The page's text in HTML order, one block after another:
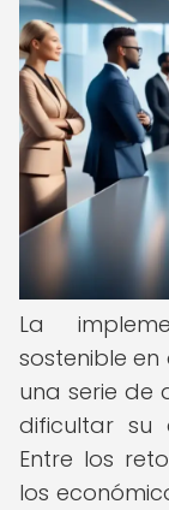
La
sostenible
una serie de
dificultar su
Entre los
los